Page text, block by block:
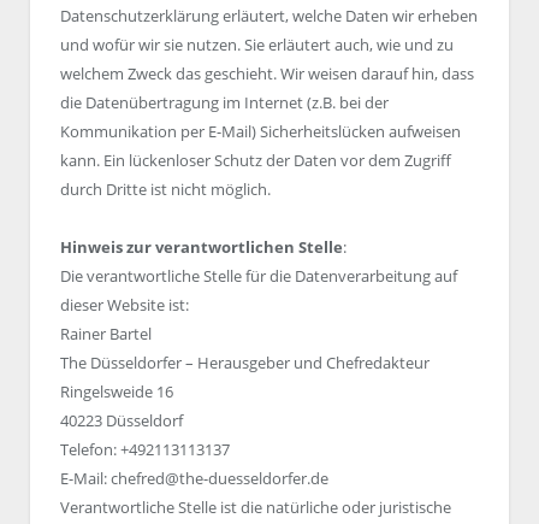
Datenschutzerklärung erläutert, welche Daten wir erheben
und wofür wir sie nutzen. Sie erläutert auch, wie und zu
welchem Zweck das geschieht. Wir weisen darauf hin, dass
die Datenübertragung im Internet (z.B. bei der
Kommunikation per E-Mail) Sicherheitslücken aufweisen
kann. Ein lückenloser Schutz der Daten vor dem Zugriff
durch Dritte ist nicht möglich.
Hinweis zur verantwortlichen Stelle:
Die verantwortliche Stelle für die Datenverarbeitung auf
dieser Website ist:
Rainer Bartel
The Düsseldorfer – Herausgeber und Chefredakteur
Ringelsweide 16
40223 Düsseldorf
Telefon: +492113113137
E-Mail: chefred@the-duesseldorfer.de
Verantwortliche Stelle ist die natürliche oder juristische